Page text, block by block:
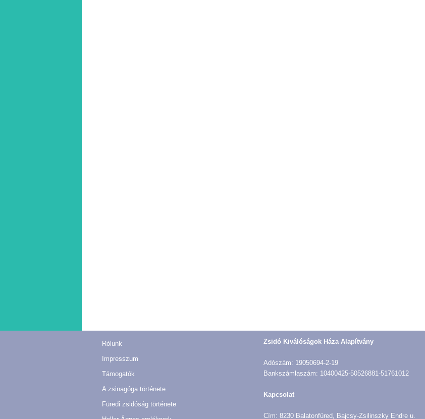
Rólunk
Impresszum
Támogatók
A zsinagóga története
Füredi zsidóság története
Zsidó Kiválóságok Háza Alapítvány
Adószám: 19050694-2-19
Bankszámlaszám: 10400425-50526881-51761012
Kapcsolat
Cím: 8230 Balatonfüred, Bajcsy-Zsilinszky Endre u.